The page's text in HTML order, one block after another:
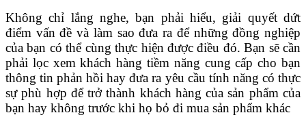
Không chỉ lắng nghe, bạn phải hiểu, giải quyết dứt
điểm vấn đề và làm sao đưa ra để những đồng nghiệp
của bạn có thể cùng thực hiện được điều đó. Bạn sẽ cần
phải lọc xem khách hàng tiềm năng cung cấp cho bạn
thông tin phản hồi hay đưa ra yêu cầu tính năng có thực
sự phù hợp để trở thành khách hàng của sản phẩm của
bạn hay không trước khi họ bỏ đi mua sản phẩm khác